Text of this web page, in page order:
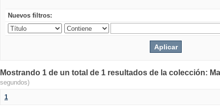
Nuevos filtros:
Mostrando 1 de un total de 1 resultados de la colección:
segundos)
1